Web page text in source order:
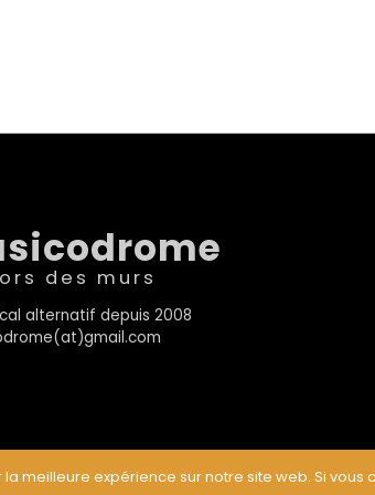
des murs
alternatif depuis 2008
meilleure expérience sur notre site web. Si